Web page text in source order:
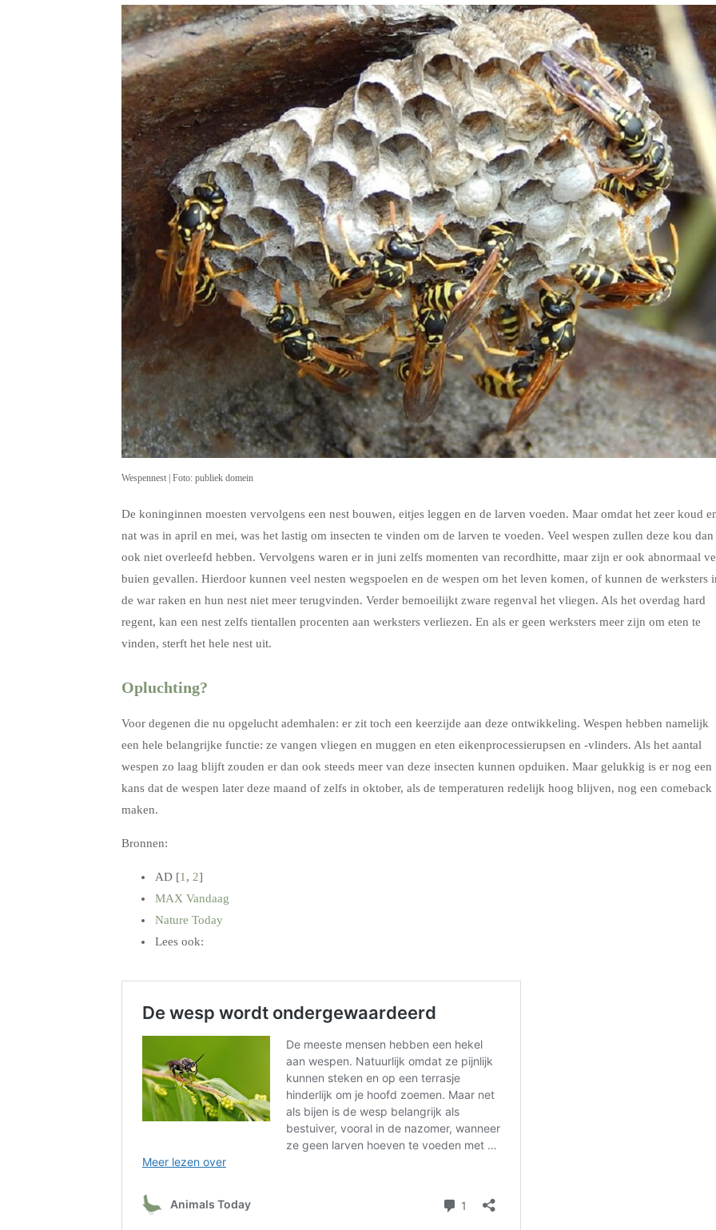
Wespennest | Foto: publiek domein
De koninginnen moesten vervolgens een nest bouwen, eitjes leggen en de larven voeden. Maar omdat het zeer koud
nat was in april en mei, was het lastig om insecten te vinden om de larven te voeden. Veel wespen zullen deze kou dan
ook niet overleefd hebben. Vervolgens waren er in juni zelfs momenten van recordhitte, maar zijn er ook abnormaal
buien gevallen. Hierdoor kunnen veel nesten wegspoelen en de wespen om het leven komen, of kunnen de werksters
de war raken en hun nest niet meer terugvinden. Verder bemoeilijkt zware regenval het vliegen. Als het overdag hard
regent, kan een nest zelfs tientallen procenten aan werksters verliezen. En als er geen werksters meer zijn om eten te
vinden, sterft het hele nest uit.
Opluchting?
Voor degenen die nu opgelucht ademhalen: er zit toch een keerzijde aan deze ontwikkeling. Wespen hebben namelijk
een hele belangrijke functie: ze vangen vliegen en muggen en eten eikenprocessierupsen en -vlinders. Als het aantal
wespen zo laag blijft zouden er dan ook steeds meer van deze insecten kunnen opduiken. Maar gelukkig is er nog een
kans dat de wespen later deze maand of zelfs in oktober, als de temperaturen redelijk hoog blijven, nog een comeback
maken.
Bronnen:
AD [1 , 2]
MAX Vandaag
Nature Today
Lees ook: